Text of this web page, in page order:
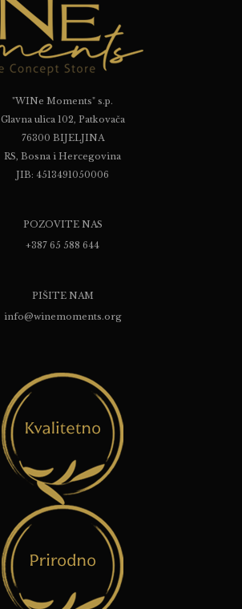
"WINe Moments" s.p.
Glavna ulica 102, Patkovača
76300 BIJELJINA
RS, Bosna i Hercegovina
JIB: 4513491050006
POZOVITE NAS
+387 65 588 644
PIŠITE NAM
info@winemoments.org